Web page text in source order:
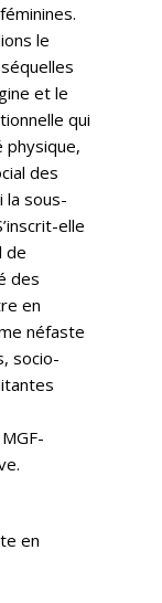
le
et le
qui
des
la sous-
elle
de
des
en
néfaste
socio-
en